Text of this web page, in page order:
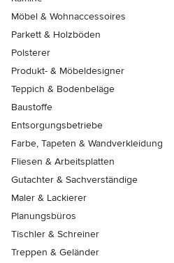
Möbel & Wohnaccessoires
Parkett & Holzböden
Polsterer
Produkt- & Möbeldesigner
Teppich & Bodenbeläge
Baustoffe
Entsorgungsbetriebe
Farbe, Tapeten & Wandverkleidung
Fliesen & Arbeitsplatten
Gutachter & Sachverständige
Maler & Lackierer
Planungsbüros
Tischler & Schreiner
Treppen & Geländer